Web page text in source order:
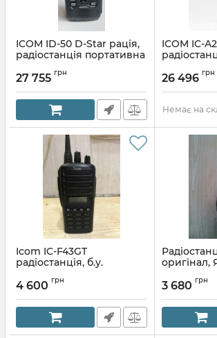
ICOM ID-50 D-Star рація,
радіостанція портативна
27 755 грн
ICOM IC-
26 496 грн
Немає на
Icom IC-F43GT
радіостанція, б.у.
4 600 грн
оригінал,
3 680 грн